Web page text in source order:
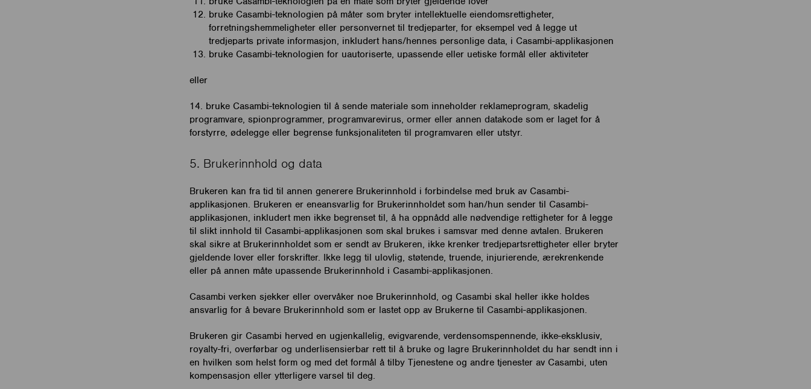
bruke Casambi-teknologien på måter som bryter intellektuelle eiendomsrettigheter,
forretningshemmeligheter eller personvernet til tredjeparter, for eksempel ved å legge ut
tredjeparts private informasjon, inkludert hans/hennes personlige data, i Casambi-applikasjonen
bruke Casambi-teknologien for uautoriserte, upassende eller uetiske formål eller aktiviteter
eller
14. bruke Casambi-teknologien til å sende materiale som inneholder reklameprogram, skadelig
programvare, spionprogrammer, programvarevirus, ormer eller annen datakode som er laget for å
forstyrre, ødelegge eller begrense funksjonaliteten til programvaren eller utstyr.
5. Brukerinnhold og data
Brukeren kan fra tid til annen generere Brukerinnhold i forbindelse med bruk av Casambi-
applikasjonen. Brukeren er eneansvarlig for Brukerinnholdet som han/hun sender til Casambi-
applikasjonen, inkludert men ikke begrenset til, å ha oppnådd alle nødvendige rettigheter for å legge
til slikt innhold til Casambi-applikasjonen som skal brukes i samsvar med denne avtalen. Brukeren
skal sikre at Brukerinnholdet som er sendt av Brukeren, ikke krenker tredjepartsrettigheter eller bryter
gjeldende lover eller forskrifter. Ikke legg til ulovlig, støtende, truende, injurierende, ærekrenkende
eller på annen måte upassende Brukerinnhold i Casambi-applikasjonen.
Casambi verken sjekker eller overvåker noe Brukerinnhold, og Casambi skal heller ikke holdes
ansvarlig for å bevare Brukerinnhold som er lastet opp av Brukerne til Casambi-applikasjonen.
Brukeren gir Casambi herved en ugjenkallelig, evigvarende, verdensomspennende, ikke-eksklusiv,
royalty-fri, overførbar og underlisensierbar rett til å bruke og lagre Brukerinnholdet du har sendt inn i
en hvilken som helst form og med det formål å tilby Tjenestene og andre tjenester av Casambi, uten
kompensasjon eller ytterligere varsel til deg.